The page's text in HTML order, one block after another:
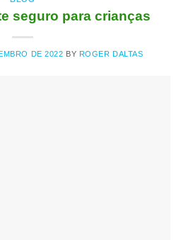
seguro para crianças
DE 2022 BY ROGER DALTAS